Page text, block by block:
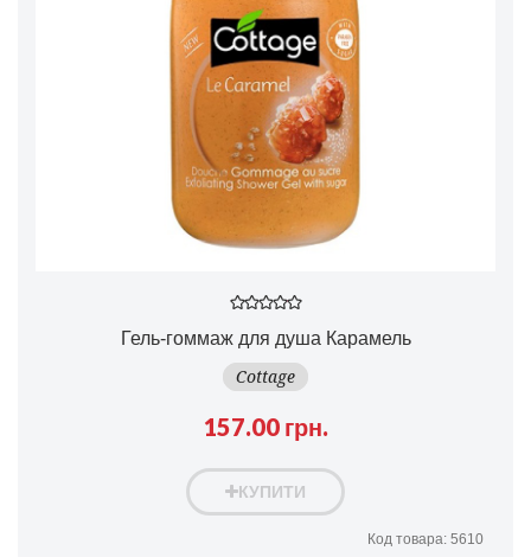
Гель-гоммаж для душа Карамель
Cottage
157.00 грн.
КУПИТИ
Код товара: 5610